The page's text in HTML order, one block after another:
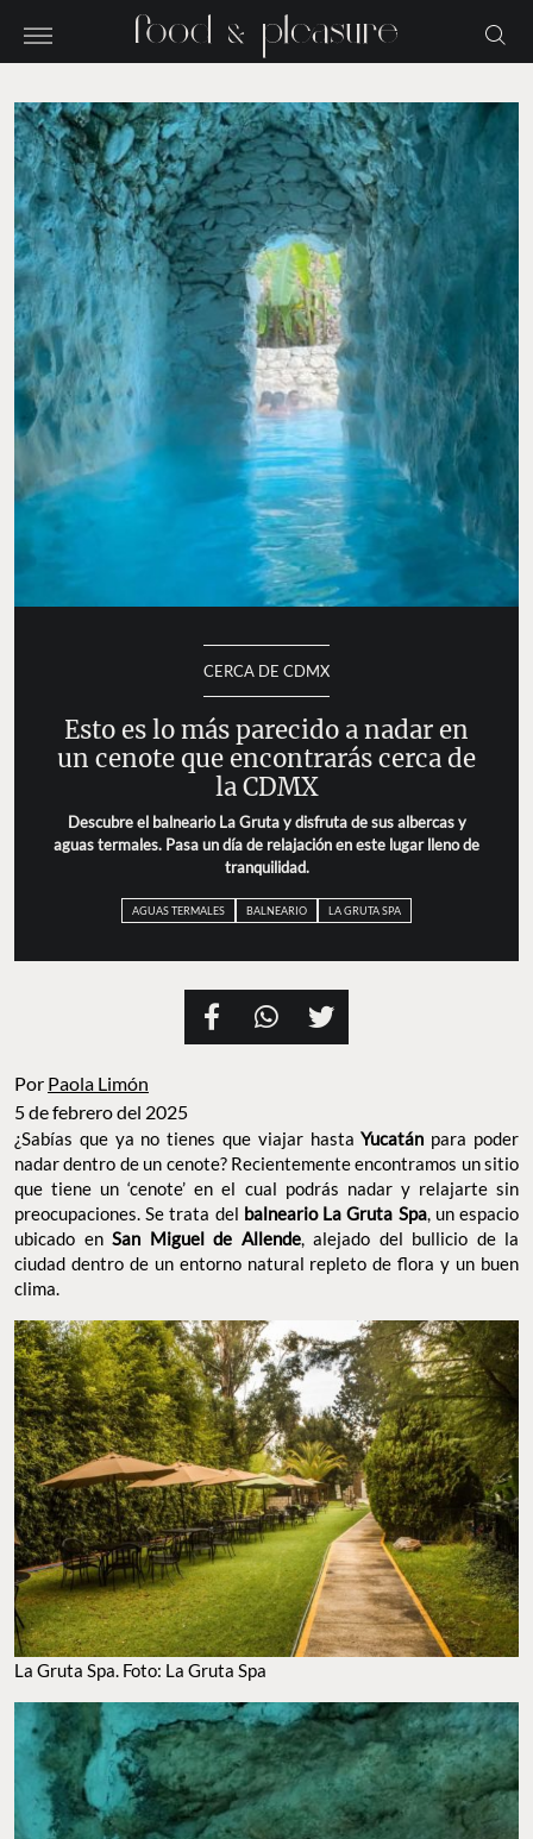
CERCA DE CDMX
Esto es lo más parecido a nadar en
un cenote que encontrarás cerca de
la CDMX
Descubre el balneario La Gruta y disfruta de sus albercas y
aguas termales. Pasa un día de relajación en este lugar lleno de
tranquilidad.
AGUAS TERMALES BALNEARIO LA GRUTA SPA
Por Paola Limón
5 de febrero del 2025
¿Sabías que ya no tienes que viajar hasta Yucatán para poder
nadar dentro de un cenote? Recientemente encontramos un sitio
que tiene un ‘cenote’ en el cual podrás nadar y relajarte sin
preocupaciones. Se trata del balneario La Gruta Spa, un espacio
ubicado enSan Miguel de Allende, alejado del bullicio de la
ciudad dentro de un entorno natural repleto de flora y un buen
clima.
La Gruta Spa. Foto: La Gruta Spa